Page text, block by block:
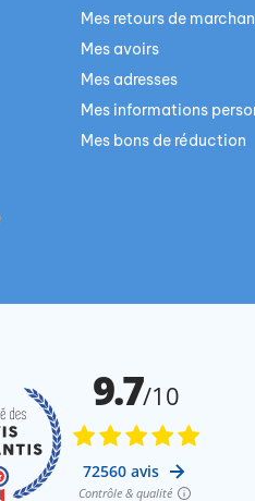
Mes retours de
Mes avoirs
Mes adresses
Mes informations
Mes bons de réduction